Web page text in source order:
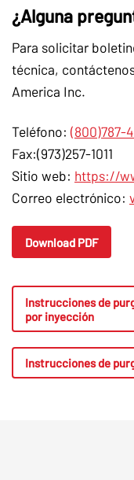
¿Alguna
Para solicitar
técnica,
America Inc.
Teléfono: (800)787-
Fax:(973)257-1011
Sitio web: https://
Correo electrónico:
Download PDF
Instrucciones de
por inyección
Instrucciones de